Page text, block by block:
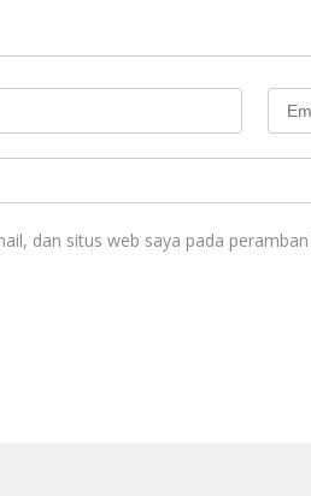
dan situs web saya pada